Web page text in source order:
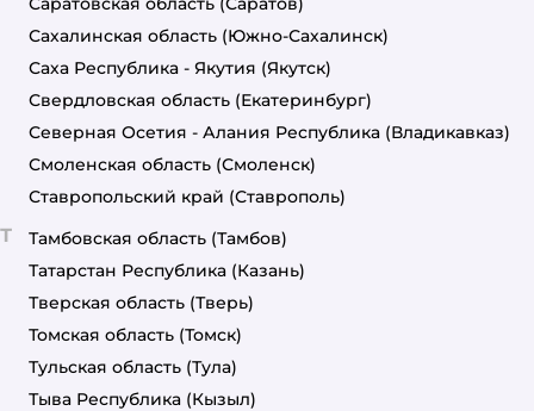
Сахалинская область (Южно-Сахалинск)
Саха Республика - Якутия (Якутск)
Свердловская область (Екатеринбург)
Северная Осетия - Алания Республика (Владикавказ)
Смоленская область (Смоленск)
Ставропольский край (Ставрополь)
Т Тамбовская область (Тамбов)
Татарстан Республика (Казань)
Тверская область (Тверь)
Томская область (Томск)
Тульская область (Тула)
Тыва Республика (Кызыл)